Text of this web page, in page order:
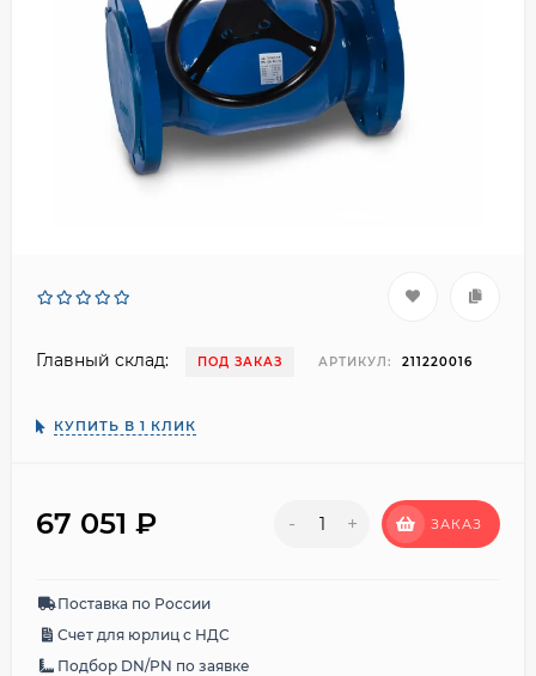
Главный склад: ПОД ЗАКАЗ АРТИКУЛ: 211220016
КУПИТЬ В 1 КЛИК
67 051 ₽ - + ЗАКАЗ
Поставка по России
Счет для юрлиц с НДС
Подбор DN/PN по заявке